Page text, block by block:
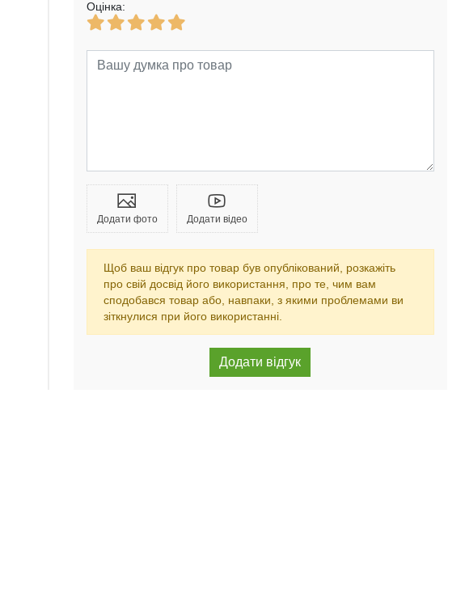
Оцінка:
Додати фото Додати відео
Щоб ваш відгук про товар був опублікований, розкажіть
про свій досвід його використання, про те, чим вам
сподобався товар або, навпаки, з якими проблемами ви
зіткнулися при його використанні.